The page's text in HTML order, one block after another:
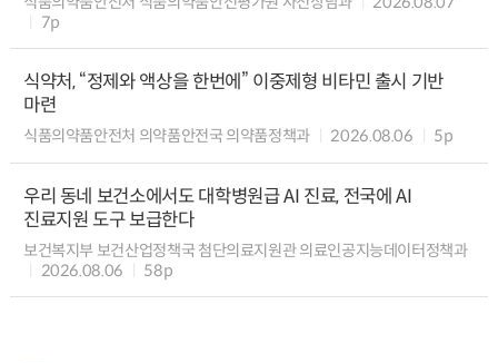
7p
식약처, “정제와 액상을 한번에” 이중제형 비타민 출시 기반
마련
식품의약품안전처 의약품안전국 의약품정책과 2026.08.06 5p
우리 동네 보건소에서도 대학병원급 AI 진료, 전국에 AI
진료지원 도구 보급한다
보건복지부 보건산업정책국 첨단의료지원관 의료인공지능데이터정책과
2026.08.06
58p